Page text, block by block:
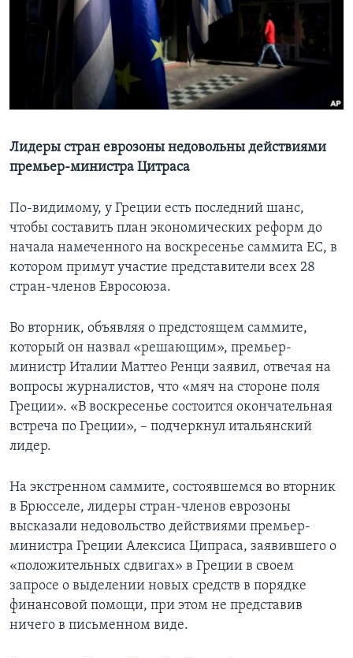
Learning English
СОЦИАЛЬНЫЕ СЕТИ
Языки
Лидеры стран еврозоны недовольны действиями
премьер-министра Цитраса
По-видимому, у Греции есть последний шанс,
чтобы составить план экономических реформ до
начала намеченного на воскресенье саммита ЕС, в
котором примут участие представители всех 28
стран-членов Евросоюза.
Во вторник, объявляя о предстоящем саммите,
который он назвал «решающим», премьер-
министр Италии Маттео Ренци заявил, отвечая на
вопросы журналистов, что «мяч на стороне поля
Греции». «В воскресенье состоится окончательная
встреча по Греции», – подчеркнул итальянский
лидер.
На экстренном саммите, состоявшемся во вторник
в Брюсселе, лидеры стран-членов еврозоны
высказали недовольство действиями премьер-
министра Греции Алексиса Ципраса, заявившего о
«положительных сдвигах» в Греции в своем
запросе о выделении новых средств в порядке
финансовой помощи, при этом не представив
ничего в письменном виде.